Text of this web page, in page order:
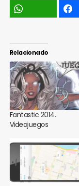
Relacionado
Fantastic 2014.
Videojuegos